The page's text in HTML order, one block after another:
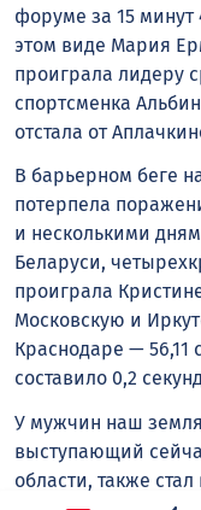
форуме за 15 минут
этом виде Мария
проиграла лидеру
спортсменка
отстала от
В барьерном беге
потерпела
и несколькими
Беларуси,
проиграла
Московскую и
Краснодаре — 56,11
составило 0,2
У мужчин наш
выступающий
области, также